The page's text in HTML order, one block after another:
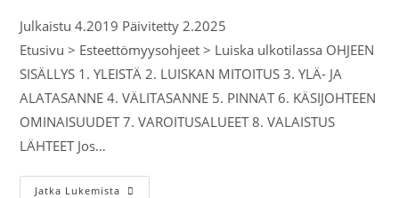
Julkaistu 4.2019 Päivitetty 2.2025
Etusivu > Esteettömyysohjeet > Luiska ulkotilassa OHJEEN
SISÄLLYS 1. YLEISTÄ 2. LUISKAN MITOITUS 3. YLÄ- JA
ALATASANNE 4. VÄLITASANNE 5. PINNAT 6. KÄSIJOHTEEN
OMINAISUUDET 7. VAROITUSALUEET 8. VALAISTUS
LÄHTEET Jos…
Jatka Lukemista